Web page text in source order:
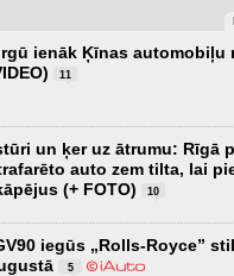
ienāk Ķīnas automobiļu
11
un ķer uz ātrumu: Rīgā
auto zem tilta, lai
(+ FOTO)
10
iegūs „Rolls-Royce”
5